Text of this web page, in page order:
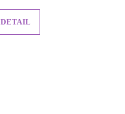
DETAIL